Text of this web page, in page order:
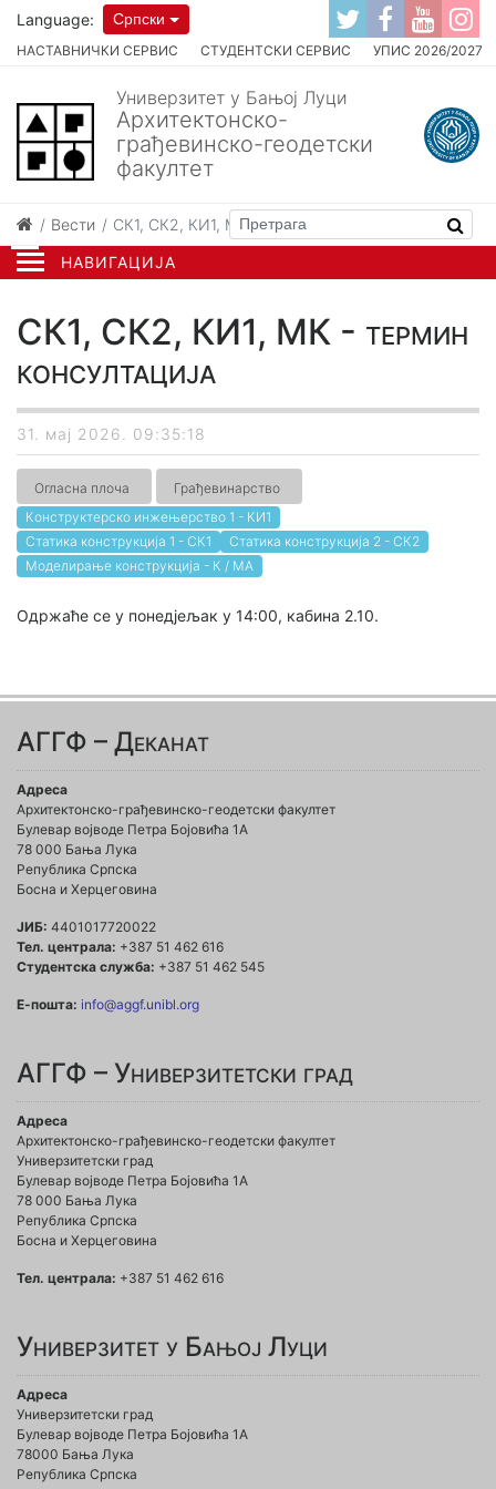
НАВИГАЦИЈА
НАСТАВНИЧКИ СЕРВИС СТУДЕНТСКИ СЕРВИС УПИС 2026/2027
Language: Српски
Универзитет у Бањој Луци
Архитектонско-
грађевинско-геодетски
факултет
Вести СК1, СК2, КИ1, МК - термин консултација
СК1, СК2, КИ1, МК - термин
консултација
31. мај 2026. 09:35:18
Огласна плоча
Грађевинарство
Конструктерско инжењерство 1 - КИ1
Статика конструкција 1 - СК1
Статика конструкција 2 - СК2
Моделирање конструкција - К / МА
Одржаће се у понедјељак у 14:00, кабина 2.10.
АГГФ – Деканат
Адреса
Архитектонско-грађевинско-геодетски факултет
Булевар војводе Петра Бојовића 1A
78 000 Бања Лука
Република Српска
Босна и Херцеговина
ЈИБ: 4401017720022
Тел. централа: +387 51 462 616
Студентска служба: +387 51 462 545
Е-пошта: info@aggf.unibl.org
АГГФ – Универзитетски град
Адреса
Архитектонско-грађевинско-геодетски факултет
Универзитетски град
Булевар војводе Петра Бојовића 1A
78 000 Бања Лука
Република Српска
Босна и Херцеговина
Тел. централа: +387 51 462 616
Универзитет у Бањој Луци
Адреса
Универзитетски град
Булевар војводе Петра Бојовића 1А
78000 Бања Лука
Република Српска